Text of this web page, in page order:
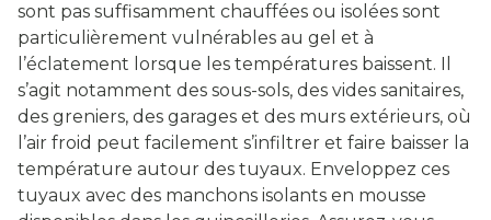
sont pas suffisamment chauffées ou isolées sont
particulièrement vulnérables au gel et à
l’éclatement lorsque les températures baissent. Il
s’agit notamment des sous-sols, des vides sanitaires,
des greniers, des garages et des murs extérieurs, où
l’air froid peut facilement s’infiltrer et faire baisser la
température autour des tuyaux. Enveloppez ces
tuyaux avec des manchons isolants en mousse